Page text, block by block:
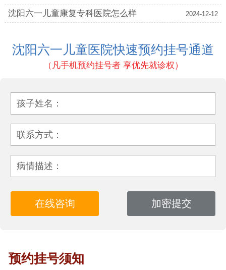
2024-12-12
沈阳六一儿童康复专科医院怎么样
沈阳六一儿童医院快速预约挂号通道
（凡手机预约挂号者 享优先就诊权）
孩子姓名：
联系方式：
病情描述：
预约挂号须知